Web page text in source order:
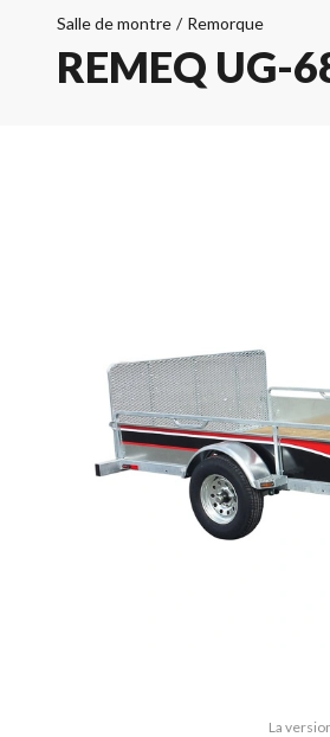
Salle de montre / Remorque
REMEQ UG-
La